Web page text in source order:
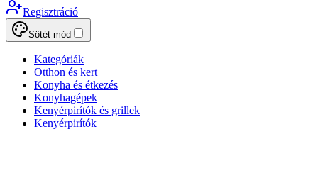
Regisztráció
Sötét mód
Kategóriák
Otthon és kert
Konyha és étkezés
Konyhagépek
Kenyérpirítók és grillek
Kenyérpirítók